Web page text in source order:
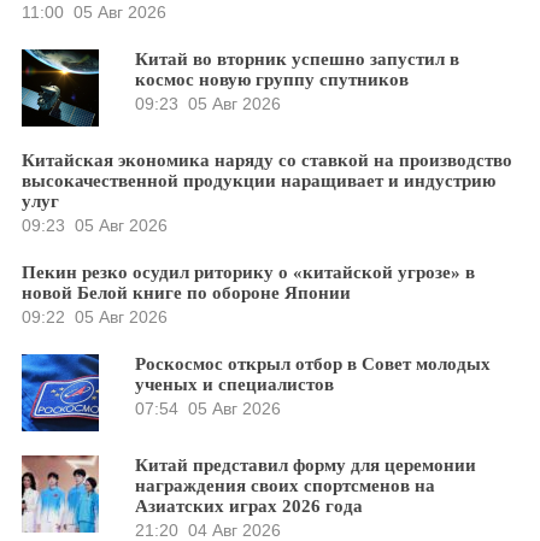
11:00 05 Авг 2026
Китай во вторник успешно запустил в
космос новую группу спутников
09:23 05 Авг 2026
Китайская экономика наряду со ставкой на производство
высокачественной продукции наращивает и индустрию
улуг
09:23 05 Авг 2026
Пекин резко осудил риторику о «китайской угрозе» в
новой Белой книге по обороне Японии
09:22 05 Авг 2026
Роскосмос открыл отбор в Совет молодых
ученых и специалистов
07:54 05 Авг 2026
Китай представил форму для церемонии
награждения своих спортсменов на
Азиатских играх 2026 года
21:20 04 Авг 2026